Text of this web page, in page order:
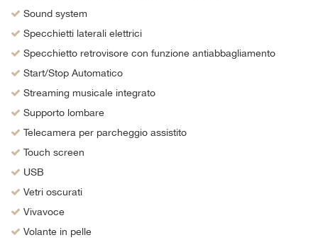
Sound system
Specchietti laterali elettrici
Specchietto retrovisore con funzione antiabbagliamento
Start/Stop Automatico
Streaming musicale integrato
Supporto lombare
Telecamera per parcheggio assistito
Touch screen
USB
Vetri oscurati
Vivavoce
Volante in pelle